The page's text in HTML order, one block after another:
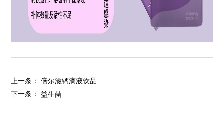
上一条：倍尔滋钙滴液饮品
下一条：益生菌